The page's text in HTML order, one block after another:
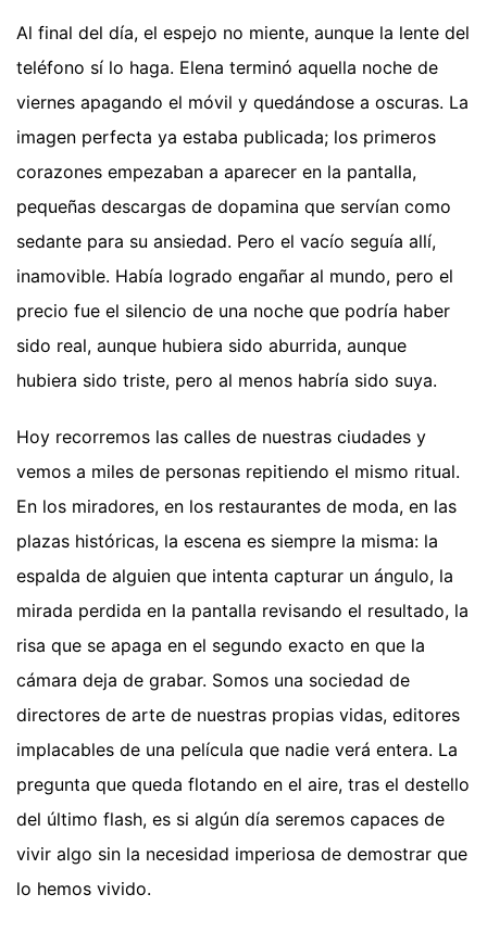
Al final del día, el espejo no miente, aunque la lente del
teléfono sí lo haga. Elena terminó aquella noche de
viernes apagando el móvil y quedándose a oscuras. La
imagen perfecta ya estaba publicada; los primeros
corazones empezaban a aparecer en la pantalla,
pequeñas descargas de dopamina que servían como
sedante para su ansiedad. Pero el vacío seguía allí,
inamovible. Había logrado engañar al mundo, pero el
precio fue el silencio de una noche que podría haber
sido real, aunque hubiera sido aburrida, aunque
hubiera sido triste, pero al menos habría sido suya.
Hoy recorremos las calles de nuestras ciudades y
vemos a miles de personas repitiendo el mismo ritual.
En los miradores, en los restaurantes de moda, en las
plazas históricas, la escena es siempre la misma: la
espalda de alguien que intenta capturar un ángulo, la
mirada perdida en la pantalla revisando el resultado, la
risa que se apaga en el segundo exacto en que la
cámara deja de grabar. Somos una sociedad de
directores de arte de nuestras propias vidas, editores
implacables de una película que nadie verá entera. La
pregunta que queda flotando en el aire, tras el destello
del último flash, es si algún día seremos capaces de
vivir algo sin la necesidad imperiosa de demostrar que
lo hemos vivido.